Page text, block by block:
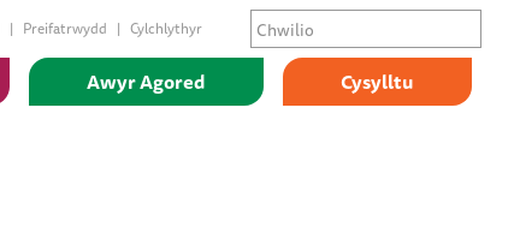
Preifatrwydd Cylchlythyr
Awyr Agored Cysylltu